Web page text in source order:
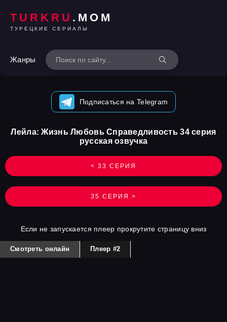
TURKRU .MOM
ТУРЕЦКИЕ СЕРИАЛЫ
Жанры
Подписаться на Telegram
< 33 СЕРИЯ
Лейла: Жизнь Любовь Справедливость 34 серия
русская озвучка
35 СЕРИЯ >
Если не запускается плеер прокрутите страницу вниз
Смотреть онлайн Плеер #2